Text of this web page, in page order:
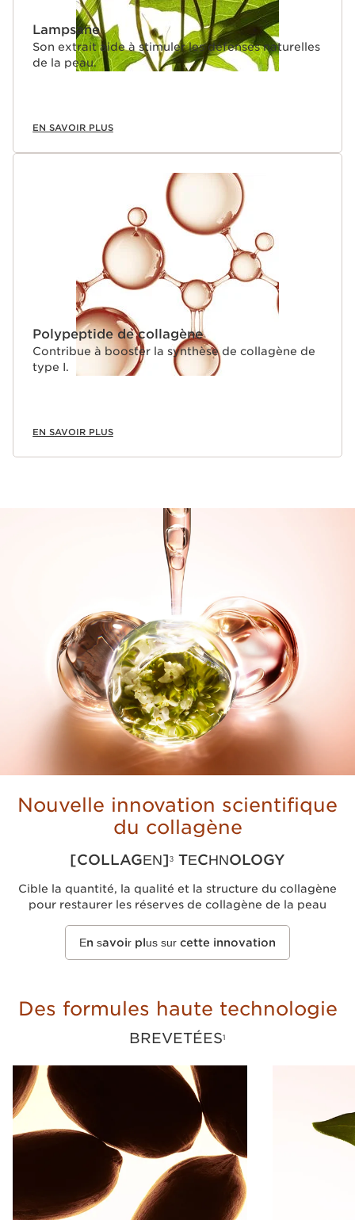
Lampsane
Son extrait aide à stimuler les défenses naturelles
de la peau.
EN SAVOIR PLUS
Polypeptide de collagène
Contribue à booster la synthèse de collagène de
type I.
EN SAVOIR PLUS
Nouvelle innovation scientifique
du collagène
[COLLAGEN]3 TECHNOLOGY
Cible la quantité, la qualité et la structure du collagène
pour restaurer les réserves de collagène de la peau
En savoir plus sur cette innovation
Des formules haute technologie
BREVETÉES1